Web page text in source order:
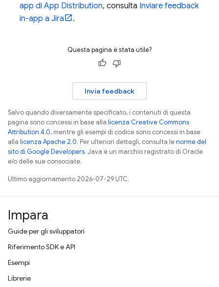
app di App Distribution, consulta Inviare feedback
in-app a Jira
.
Questa pagina è stata utile?
Invia feedback
Salvo quando diversamente specificato, i contenuti di questa
pagina sono concessi in base alla licenza Creative Commons
Attribution 4.0, mentre gli esempi di codice sono concessi in base
alla licenza Apache 2.0. Per ulteriori dettagli, consulta lenorme del
sito di Google Developers. Java è un marchio registrato di Oracle
e/o delle sue consociate.
Ultimo aggiornamento 2026-07-29 UTC.
Impara
Guide per gli sviluppatori
Riferimento SDK e API
Esempi
Librerie